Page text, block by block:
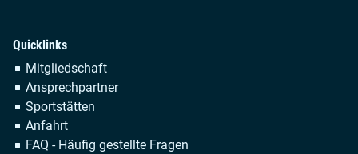
Quicklinks
Navigation
überspringen
Mitgliedschaft
Ansprechpartner
Sportstätten
Anfahrt
FAQ - Häufig gestellte Fragen